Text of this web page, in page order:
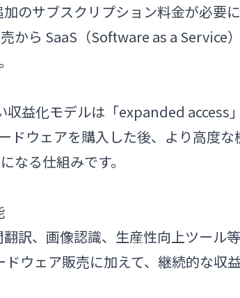
のサブスクリプション料金が必要に
から SaaS（Software as a Service
収益化モデルは「expanded access
ドウェアを購入した後、より高度な
なる仕組みです。
訳、画像認識、生産性向上ツール等
ウェア販売に加えて、継続的な収